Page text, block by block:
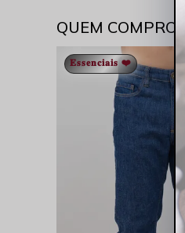
QUEM
𝐄𝐬𝐬𝐞𝐧𝐜𝐢𝐚𝐢𝐬 ❤️